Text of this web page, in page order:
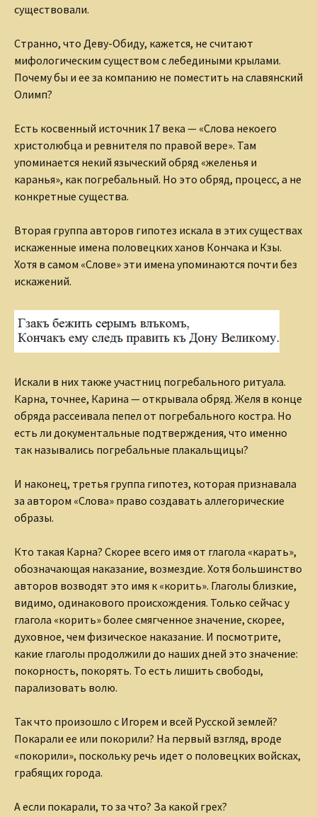
существовали.
Странно, что Деву-Обиду, кажется, не считают
мифологическим существом с лебедиными крылами.
Почему бы и ее за компанию не поместить на славянский
Олимп?
Есть косвенный источник 17 века — «Слова некоего
христолюбца и ревнителя по правой вере». Там
упоминается некий языческий обряд «желенья и
каранья», как погребальный. Но это обряд, процесс, а не
конкретные существа.
Вторая группа авторов гипотез искала в этих существах
искаженные имена половецких ханов Кончака и Кзы.
Хотя в самом «Слове» эти имена упоминаются почти без
искажений.
Искали в них также участниц погребального ритуала.
Карна, точнее, Карина — открывала обряд. Желя в конце
обряда рассеивала пепел от погребального костра. Но
есть ли документальные подтверждения, что именно
так назывались погребальные плакальщицы?
И наконец, третья группа гипотез, которая признавала
за автором «Слова» право создавать аллегорические
образы.
Кто такая Карна? Скорее всего имя от глагола «карать»,
обозначающая наказание, возмездие. Хотя большинство
авторов возводят это имя к «корить». Глаголы близкие,
видимо, одинакового происхождения. Только сейчас у
глагола «корить» более смягченное значение, скорее,
духовное, чем физическое наказание. И посмотрите,
какие глаголы продолжили до наших дней это значение:
покорность, покорять. То есть лишить свободы,
парализовать волю.
Так что произошло с Игорем и всей Русской землей?
Покарали ее или покорили? На первый взгляд, вроде
«покорили», поскольку речь идет о половецких войсках,
грабящих города.
А если покарали, то за что? За какой грех?